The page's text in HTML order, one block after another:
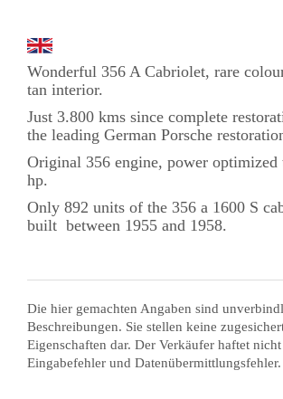
Wonderful 356 A Cabriolet, rare
tan interior.
Just 3.800 kms since complete
the leading German Porsche
Original 356 engine, power optimized
hp.
Only 892 units of the 356 a 1600 S
built between 1955 and 1958.
Die hier gemachten Angaben sind
Beschreibungen. Sie stellen keine
Eigenschaften dar. Der Verkäufer haftet
Eingabefehler und Datenübermittlungsfehler.